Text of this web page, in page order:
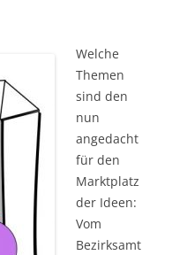
Welche
Themen
sind den
nun
angedacht
für den
Marktplatz
der Ideen:
Vom
Bezirksamt